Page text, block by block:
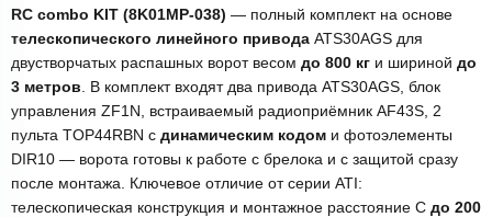
RC combo KIT (8K01MP-038) — полный комплект на основе
телескопического линейного привода ATS30AGS для
двустворчатых распашных ворот весом до 800 кг и шириной до
3 метров . В комплект входят два привода ATS30AGS, блок
управления ZF1N, встраиваемый радиоприёмник AF43S, 2
пульта TOP44RBN с динамическим кодом и фотоэлементы
DIR10 — ворота готовы к работе с брелока и с защитой сразу
после монтажа. Ключевое отличие от серии ATI:
телескопическая конструкция и монтажное расстояние С до 200